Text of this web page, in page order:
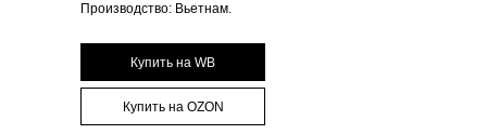
Производство: Вьетнам.
Купить на OZON
Купить на WB